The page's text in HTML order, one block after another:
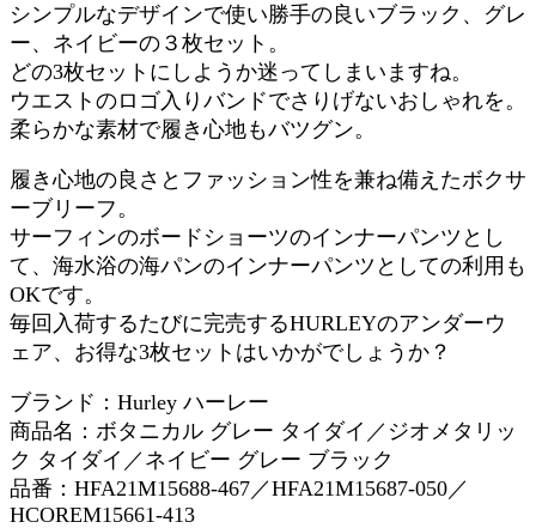
シンプルなデザインで使い勝手の良いブラック、グレ
ー、ネイビーの３枚セット。
どの3枚セットにしようか迷ってしまいますね。
ウエストのロゴ入りバンドでさりげないおしゃれを。
柔らかな素材で履き心地もバツグン。
履き心地の良さとファッション性を兼ね備えたボクサ
ーブリーフ。
サーフィンのボードショーツのインナーパンツとし
て、海水浴の海パンのインナーパンツとしての利用も
OKです。
毎回入荷するたびに完売するHURLEYのアンダーウ
ェア、お得な3枚セットはいかがでしょうか？
ブランド：Hurley ハーレー
商品名：ボタニカル グレー タイダイ／ジオメタリッ
ク タイダイ／ネイビー グレー ブラック
品番：HFA21M15688-467／HFA21M15687-050／
HCOREM15661-413